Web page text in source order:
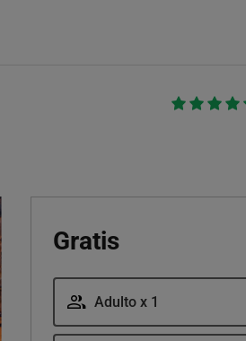
Gratis
Adulto x 1